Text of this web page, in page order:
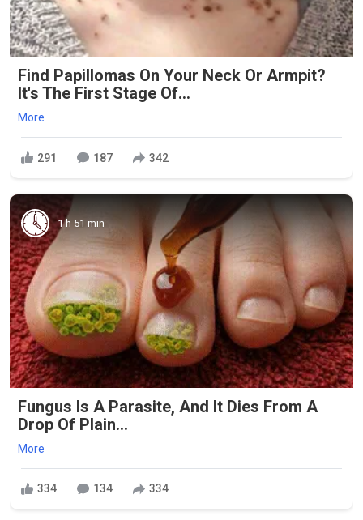
Find Papillomas On Your Neck Or Armpit?
It's The First Stage Of...
More
291 187 342
1 h 51 min
Fungus Is A Parasite, And It Dies From A
Drop Of Plain...
More
334 134 334